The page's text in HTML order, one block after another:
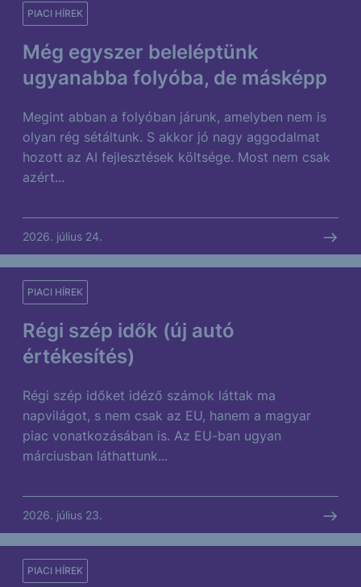
Még egyszer beleléptünk
ugyanabba folyóba, de másképp
PIACI HÍREK
Megint abban a folyóban járunk, amelyben nem is
olyan rég sétáltunk. S akkor jó nagy aggodalmat
hozott az AI fejlesztések költsége. Most nem csak
azért...
2026. július 24.
Régi szép idők (új autó
értékesítés)
PIACI HÍREK
Régi szép időket idéző számok láttak ma
napvilágot, s nem csak az EU, hanem a magyar
piac vonatkozásában is. Az EU-ban ugyan
márciusban láthattunk...
2026. július 23.
PIACI HÍREK